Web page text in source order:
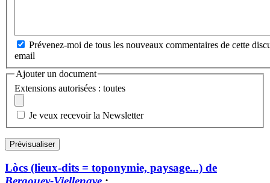
Prévenez-moi de tous les nouveaux commentaires de cette
email
Ajouter un document
Extensions autorisées : toutes
Je veux recevoir la Newsletter
Lòcs (lieux-dits = toponymie, paysage...) de